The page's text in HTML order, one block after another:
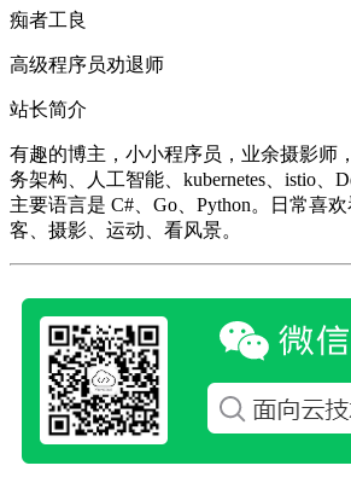
痴者工良
高级程序员劝退师
站长简介
有趣的博主，小小程序员，业余摄影师
务架构、人工智能、kubernetes、istio、
主要语言是 C#、Go、Python。日常喜
客、摄影、运动、看风景。